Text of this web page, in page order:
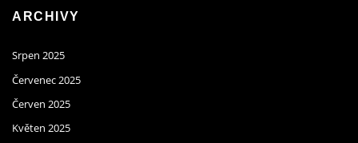
ARCHIVY
Srpen 2025
Červenec 2025
Červen 2025
Květen 2025